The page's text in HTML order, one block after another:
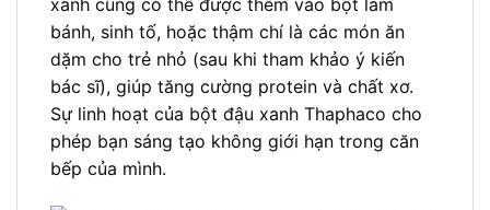
bánh, sinh tố, hoặc thậm chí là các món ăn
dặm cho trẻ nhỏ (sau khi tham khảo ý kiến
bác sĩ), giúp tăng cường protein và chất xơ.
Sự linh hoạt của bột đậu xanh Thaphaco cho
phép bạn sáng tạo không giới hạn trong căn
bếp của mình.